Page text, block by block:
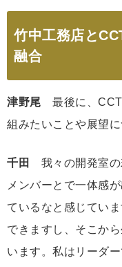
竹中工務店と
融合
津野尾 最後に、CCT
組みたいことや展望
千田
我々の開発室の
メンバーとで一体感
ているなと感じてい
できますし、そこか
います。私はリーダ